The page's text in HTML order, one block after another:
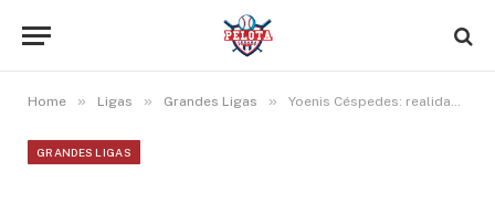
Home » Ligas » Grandes Ligas » Yoenis Céspedes: realidades opuestas en sus dos participaciones en Clásicos Mundiales
GRANDES LIGAS